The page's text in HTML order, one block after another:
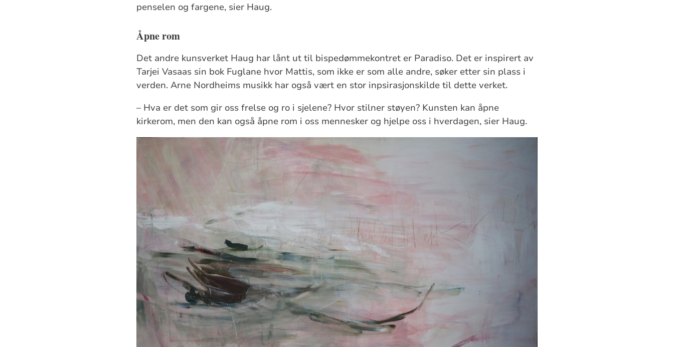
penselen og fargene, sier Haug.
Åpne rom
Det andre kunsverket Haug har lånt ut til bispedømmekontret er Paradiso. Det er inspirert av
Tarjei Vasaas sin bok Fuglane hvor Mattis, som ikke er som alle andre, søker etter sin plass i
verden. Arne Nordheims musikk har også vært en stor inpsirasjonskilde til dette verket.
– Hva er det som gir oss frelse og ro i sjelene? Hvor stilner støyen? Kunsten kan åpne
kirkerom, men den kan også åpne rom i oss mennesker og hjelpe oss i hverdagen, sier Haug.